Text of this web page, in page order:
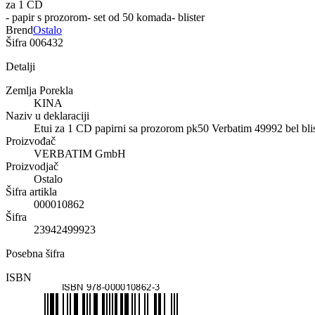
za 1 CD
- papir s prozorom- set od 50 komada- blister
BrendOstalo
Šifra 006432
Detalji
Zemlja Porekla
KINA
Naziv u deklaraciji
Etui za 1 CD papirni sa prozorom pk50 Verbatim 49992 bel
Proizvođač
VERBATIM GmbH
Proizvodjač
Ostalo
Šifra artikla
000010862
Šifra
23942499923
Posebna šifra
ISBN